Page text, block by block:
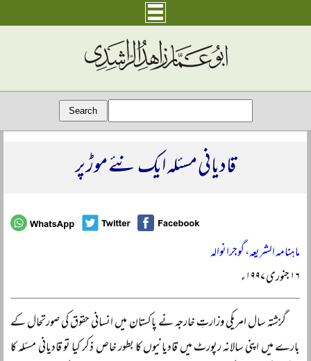
قادیانی مسئلہ ایک نئے موڑ پر
ماہنامہ الشریعہ، گوجرانوالہ
۱۶ جنوری ۱۹۹۷ء
گزشتہ سال امریکی وزارتِ خارجہ نے پاکستان میں انسانی حقوق کی صورتحال کے
بارے میں اپنی سالانہ رپورٹ میں قادیانیوں کا بطور خاص ذکر کیا تو قادیانی مسئلہ کا